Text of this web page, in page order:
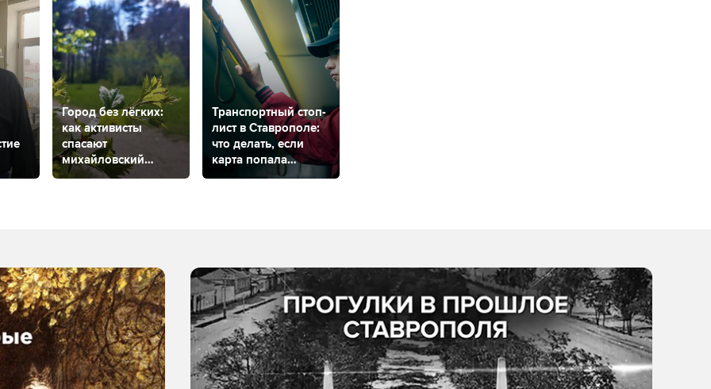
Город без лёгких:
как активисты
спасают
михайловский
дендрарий?
Транспортный стоп-
лист в Ставрополе:
что делать, если
карта попала
в черный список?